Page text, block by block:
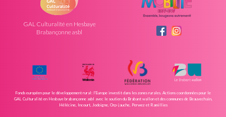
GAL Culturalité en Hesbaye
Brabançonne asbl
Fonds européen pour le développement rural: l'Europe investit dans les zones rurales. Actions coordonnées pour le
GAL Culturalité en Hesbaye brabançonne asbl avec le soutien du Brabant wallon et des communes de Beauvechain,
Hélécine, Incourt, Jodoigne, Orp-jauche, Perwez et Ramillies